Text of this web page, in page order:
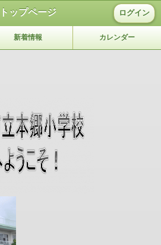
トップページ ログイン
新着情報 カレンダー